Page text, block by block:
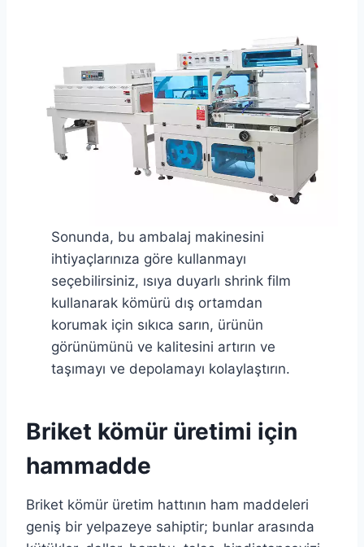
Sonunda, bu ambalaj makinesini
ihtiyaçlarınıza göre kullanmayı
seçebilirsiniz, ısıya duyarlı shrink film
kullanarak kömürü dış ortamdan
korumak için sıkıca sarın, ürünün
görünümünü ve kalitesini artırın ve
taşımayı ve depolamayı kolaylaştırın.
Briket kömür üretimi için
hammadde
Briket kömür üretim hattının ham maddeleri
geniş bir yelpazeye sahiptir; bunlar arasında